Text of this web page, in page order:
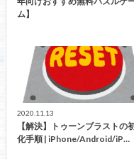
ム】
2020.11.13
【解決】トゥーンブラストの
化手順 | iPhone/Android/iP…